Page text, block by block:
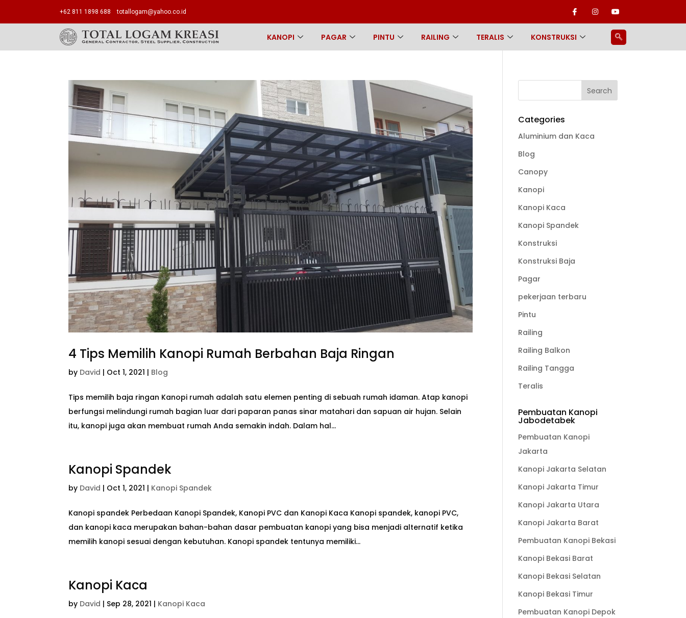
+62 811 1898 688 totallogam@yahoo.co.id
KANOPI PAGAR PINTU RAILING TERALIS KONSTRUKSI
4 Tips Memilih Kanopi Rumah Berbahan Baja Ringan
by David | Oct 1, 2021 | Blog
Tips memilih baja ringan Kanopi rumah adalah satu elemen penting di sebuah rumah idaman. Atap kanopi
berfungsi melindungi rumah bagian luar dari paparan panas sinar matahari dan sapuan air hujan. Selain
itu, kanopi juga akan membuat rumah Anda semakin indah. Dalam hal...
Kanopi Spandek
by David | Oct 1, 2021 | Kanopi Spandek
Kanopi spandek Perbedaan Kanopi Spandek, Kanopi PVC dan Kanopi Kaca Kanopi spandek, kanopi PVC,
dan kanopi kaca merupakan bahan-bahan dasar pembuatan kanopi yang bisa menjadi alternatif ketika
memilih kanopi sesuai dengan kebutuhan. Kanopi spandek tentunya memiliki...
Kanopi Kaca
by David | Sep 28, 2021 | Kanopi Kaca
Categories
Aluminium dan Kaca
Blog
Canopy
Kanopi
Kanopi Kaca
Kanopi Spandek
Konstruksi
Konstruksi Baja
Pagar
pekerjaan terbaru
Pintu
Railing
Railing Balkon
Railing Tangga
Teralis
Pembuatan Kanopi
Jabodetabek
Pembuatan Kanopi
Jakarta
Kanopi Jakarta Selatan
Kanopi Jakarta Timur
Kanopi Jakarta Utara
Kanopi Jakarta Barat
Pembuatan Kanopi Bekasi
Kanopi Bekasi Barat
Kanopi Bekasi Selatan
Kanopi Bekasi Timur
Pembuatan Kanopi Depok